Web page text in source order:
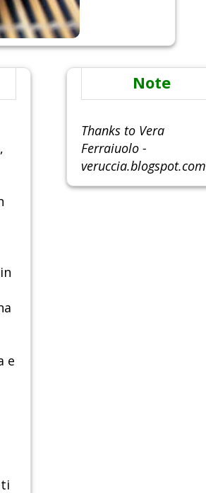
e
Note
Thanks to Vera
Ferraiuolo -
veruccia.blogspot.com